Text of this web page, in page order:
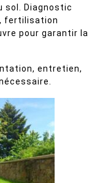
sol. Diagnostic
fertilisation
pour garantir la
entretien,